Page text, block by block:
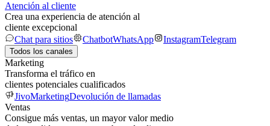
Atención al cliente
Crea una experiencia de atención al
cliente excepcional
Chat para sitios
ChatbotWhatsApp InstagramTelegram
Todos los canales
Marketing
Transforma el tráfico en
clientes potenciales cualificados
JivoMarketingDevolución de llamadas
Ventas
Consigue más ventas, un mayor valor medio